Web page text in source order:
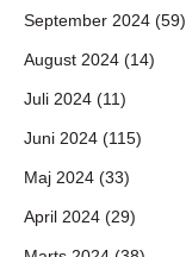
September 2024 (59)
August 2024 (14)
Juli 2024 (11)
Juni 2024 (115)
Maj 2024 (33)
April 2024 (29)